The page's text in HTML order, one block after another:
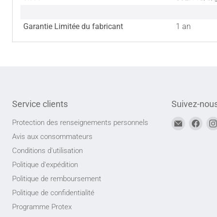
Garantie Limitée du fabricant 1 an
Service clients
Protection des renseignements personnels
Avis aux consommateurs
Conditions d'utilisation
Politique d'expédition
Politique de remboursement
Politique de confidentialité
Programme Protex
Suivez-
Trouvez-